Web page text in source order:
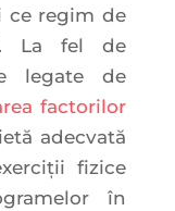
ce regim de
La fel de
legate de
factorilor
adecvată
fizice
în